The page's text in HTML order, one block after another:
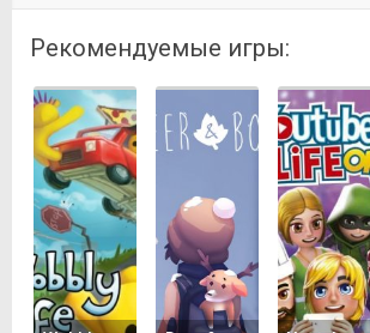
Рекомендуемые игры: